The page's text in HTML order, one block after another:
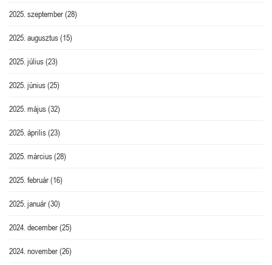
2025. szeptember(28)
2025. augusztus(15)
2025. július(23)
2025. június(25)
2025. május(32)
2025. április(23)
2025. március(28)
2025. február(16)
2025. január(30)
2024. december(25)
2024. november(26)